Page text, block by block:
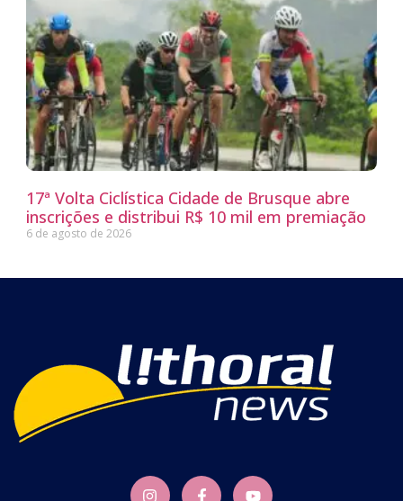
17ª Volta Ciclística Cidade de Brusque abre
inscrições e distribui R$ 10 mil em premiação
6 de agosto de 2026